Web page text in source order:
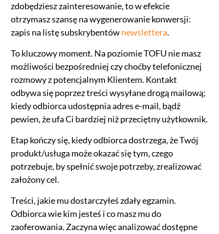
zdobędziesz zainteresowanie, to w efekcie
otrzymasz szansę na wygenerowanie konwersji:
zapis na listę subskrybentównewslettera.
To kluczowy moment. Na poziomie TOFU nie masz
możliwości bezpośredniej czy choćby telefonicznej
rozmowy z potencjalnym Klientem. Kontakt
odbywa się poprzez treści wysyłane drogą mailową;
kiedy odbiorca udostępnia adres e-mail, bądź
pewien, że ufa Ci bardziej niż przeciętny użytkownik.
Etap kończy się, kiedy odbiorca dostrzega, że Twój
produkt/usługa może okazać się tym, czego
potrzebuje, by spełnić swoje potrzeby, zrealizować
założony cel.
Treści, jakie mu dostarczyłeś zdały egzamin.
Odbiorca wie kim jesteś i co masz mu do
zaoferowania. Zaczyna więc analizować dostępne